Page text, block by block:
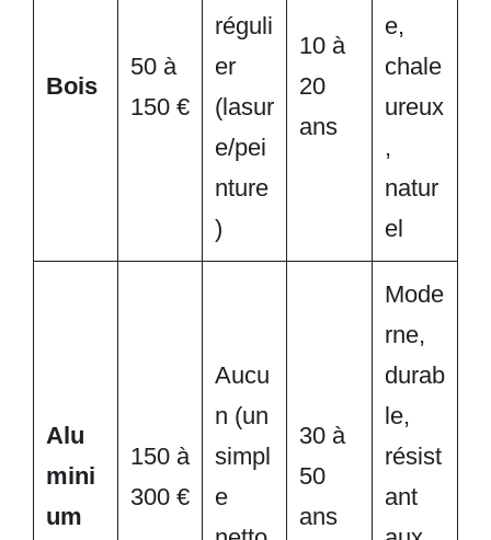
Bois
50 à
150 €
réguli
er
(lasur
e/pei
nture
)
10 à
20
ans
e,
chale
ureux
,
natur
el
Alu
mini
um
150 à
300 €
Aucu
n (un
simpl
e
30 à
50
ans
Mode
rne,
durab
le,
résist
ant